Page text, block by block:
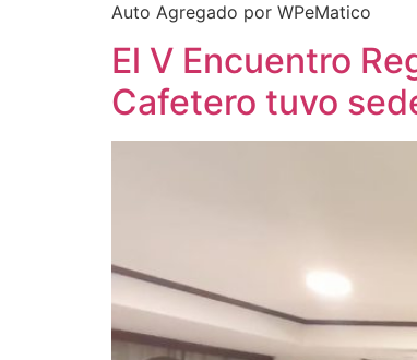
Auto Agregado por WPeMatico
El V Encuentro
Cafetero tuvo